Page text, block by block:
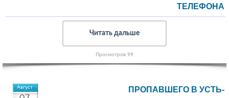
ТЕЛЕФОНА
Читать дальше
Просмотров 99
Август
ПРОПАВШЕГО В УСТЬ-